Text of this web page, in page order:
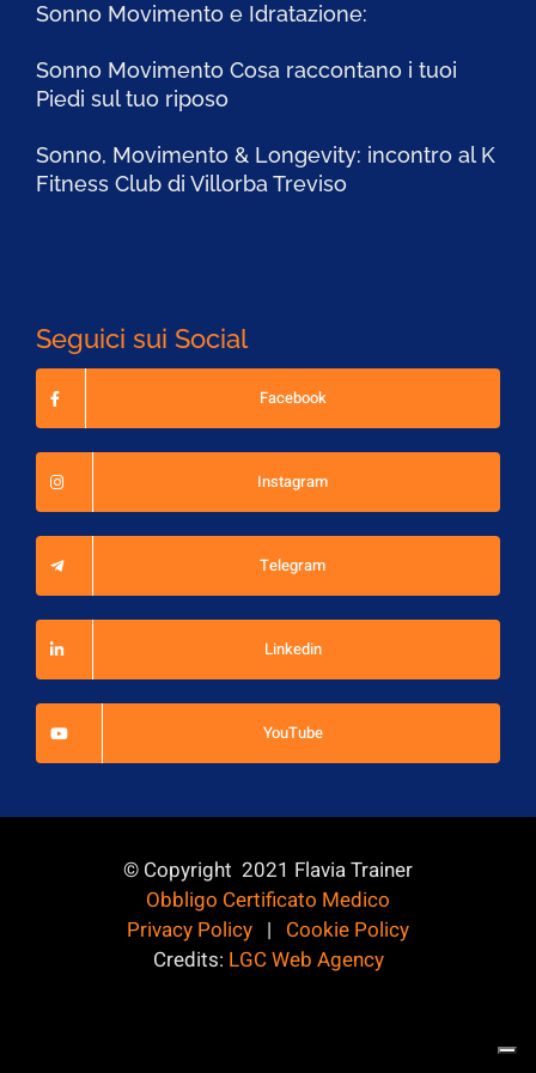
Sonno Movimento e Idratazione:
Sonno Movimento Cosa raccontano i tuoi
Piedi sul tuo riposo
Sonno, Movimento & Longevity: incontro al K
Fitness Club di Villorba Treviso
Seguici sui Social
Facebook
Instagram
Telegram
Linkedin
YouTube
© Copyright 2021 Flavia Trainer
Obbligo Certificato Medico
Privacy Policy | Cookie Policy
Credits: LGC Web Agency